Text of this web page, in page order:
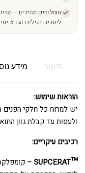
ליעדים רגילים ועד 5 ימי עסקים ליעדים מרוחקים
תיאור מידע
הוראות שימוש:
יש למרוח כל חלקי הפנים
ולעסות עד קבלת גוון
רכיבים עיקריים:
™️SUPCERAT –